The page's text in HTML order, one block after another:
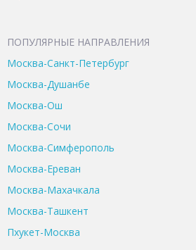
ПОПУЛЯРНЫЕ НАПРАВЛЕНИЯ
Москва-Санкт-Петербург
Москва-Душанбе
Москва-Ош
Москва-Сочи
Москва-Симферополь
Москва-Ереван
Москва-Махачкала
Москва-Ташкент
Пхукет-Москва